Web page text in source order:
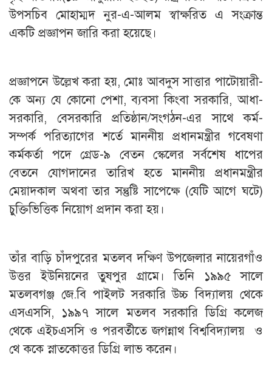
উপসচিব মোহাম্মদ নুর-এ-আলম স্বাক্ষরিত এ সংক্রান্ত
একটি প্রজ্ঞাপন জারি করা হয়েছে।
প্রজ্ঞাপনে উল্লেখ করা হয়, মোঃ আবদুস সাত্তার পাটোয়ারী-
কে অন্য যে কোনো পেশা, ব্যবসা কিংবা সরকারি, আধা-
সরকারি, বেসরকারি প্রতিষ্ঠান/সংগঠন-এর সাথে কর্ম-
সম্পর্ক পরিত্যাগের শর্তে মাননীয় প্রধানমন্ত্রীর গবেষণা
কর্মকর্তা পদে গ্রেড-৯ বেতন স্কেলের সর্বশেষ ধাপের
বেতনে যোগদানের তারিখ হতে মাননীয় প্রধানমন্ত্রীর
মেয়াদকাল অথবা তার সন্তুষ্টি সাপেক্ষে (যেটি আগে ঘটে)
চুক্তিভিত্তিক নিয়োগ প্রদান করা হয়।
তাঁর বাড়ি চাঁদপুরের মতলব দক্ষিণ উপজেলার নায়েরগাঁও
উত্তর ইউনিয়নের তুষপুর গ্রামে। তিনি ১৯৯৫ সালে
মতলবগঞ্জ জে.বি পাইলট সরকারি উচ্চ বিদ্যালয় থেকে
এসএসসি, ১৯৯৭ সালে মতলব সরকারি ডিগ্রি কলেজ
থেকে এইচএসসি ও পরবর্তীতে জগন্নাথ বিশ্ববিদ্যালয় ও
থে ককে স্নাতকোত্তর ডিগ্রি লাভ করেন।